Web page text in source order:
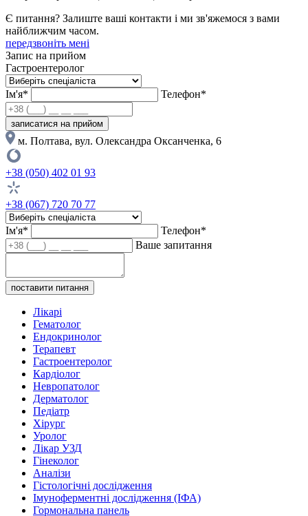
Є питання? Залиште ваші контакти і ми зв'яжемося з вами
найближчим часом.
передзвоніть мені
Запис на прийом
Гастроентеролог
Ім'я* Телефон*
записатися на прийом
м. Полтава, вул. Олександра Оксанченка, 6
+38 (050) 402 01 93
+38 (067) 720 70 77
Ім'я*
Телефон*
Ваше запитання
поставити питання
Лікарі
Гематолог
Ендокринолог
Терапевт
Гастроентеролог
Кардіолог
Невропатолог
Дерматолог
Педіатр
Хірург
Уролог
Лікар УЗД
Гінеколог
Аналізи
Гістологічні дослідження
Імуноферментні дослідження (ІФА)
Гормональна панель